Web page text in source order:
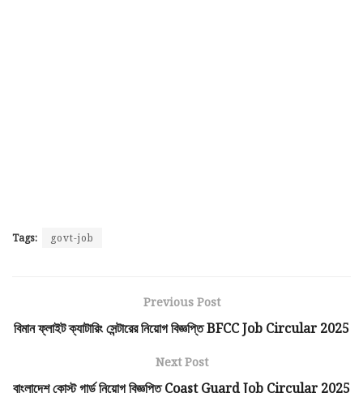
Tags: govt-job
Previous Post
বিমান ফ্লাইট ক্যাটারিং সেন্টারের নিয়োগ বিজ্ঞপ্তি BFCC Job Circular 2025
Next Post
বাংলাদেশ কোস্ট গার্ড নিয়োগ বিজ্ঞপ্তি Coast Guard Job Circular 2025